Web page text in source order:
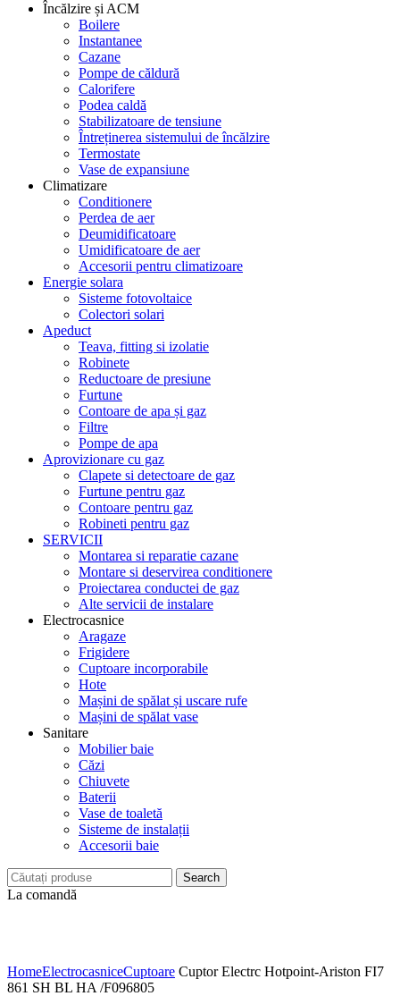
Încălzire și ACM
Boilere
Instantanee
Cazane
Pompe de căldură
Calorifere
Podea caldă
Stabilizatoare de tensiune
Întreținerea sistemului de încălzire
Termostate
Vase de expansiune
Climatizare
Conditionere
Perdea de aer
Deumidificatoare
Umidificatoare de aer
Accesorii pentru climatizoare
Energie solara
Sisteme fotovoltaice
Colectori solari
Apeduct
Teava, fitting si izolatie
Robinete
Reductoare de presiune
Furtune
Contoare de apa și gaz
Filtre
Pompe de apa
Aprovizionare cu gaz
Clapete si detectoare de gaz
Furtune pentru gaz
Contoare pentru gaz
Robineti pentru gaz
SERVICII
Montarea si reparatie cazane
Montare si deservirea conditionere
Proiectarea conductei de gaz
Alte servicii de instalare
Electrocasnice
Aragaze
Frigidere
Cuptoare incorporabile
Hote
Mașini de spălat și uscare rufe
Mașini de spălat vase
Sanitare
Mobilier baie
Căzi
Chiuvete
Baterii
Vase de toaletă
Sisteme de instalații
Accesorii baie
Search
La comandă
HomeElectrocasniceCuptoare Cuptor Electrc Hotpoint-Ariston FI7
861 SH BL HA /F096805